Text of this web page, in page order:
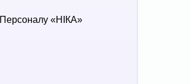
«НІКА»